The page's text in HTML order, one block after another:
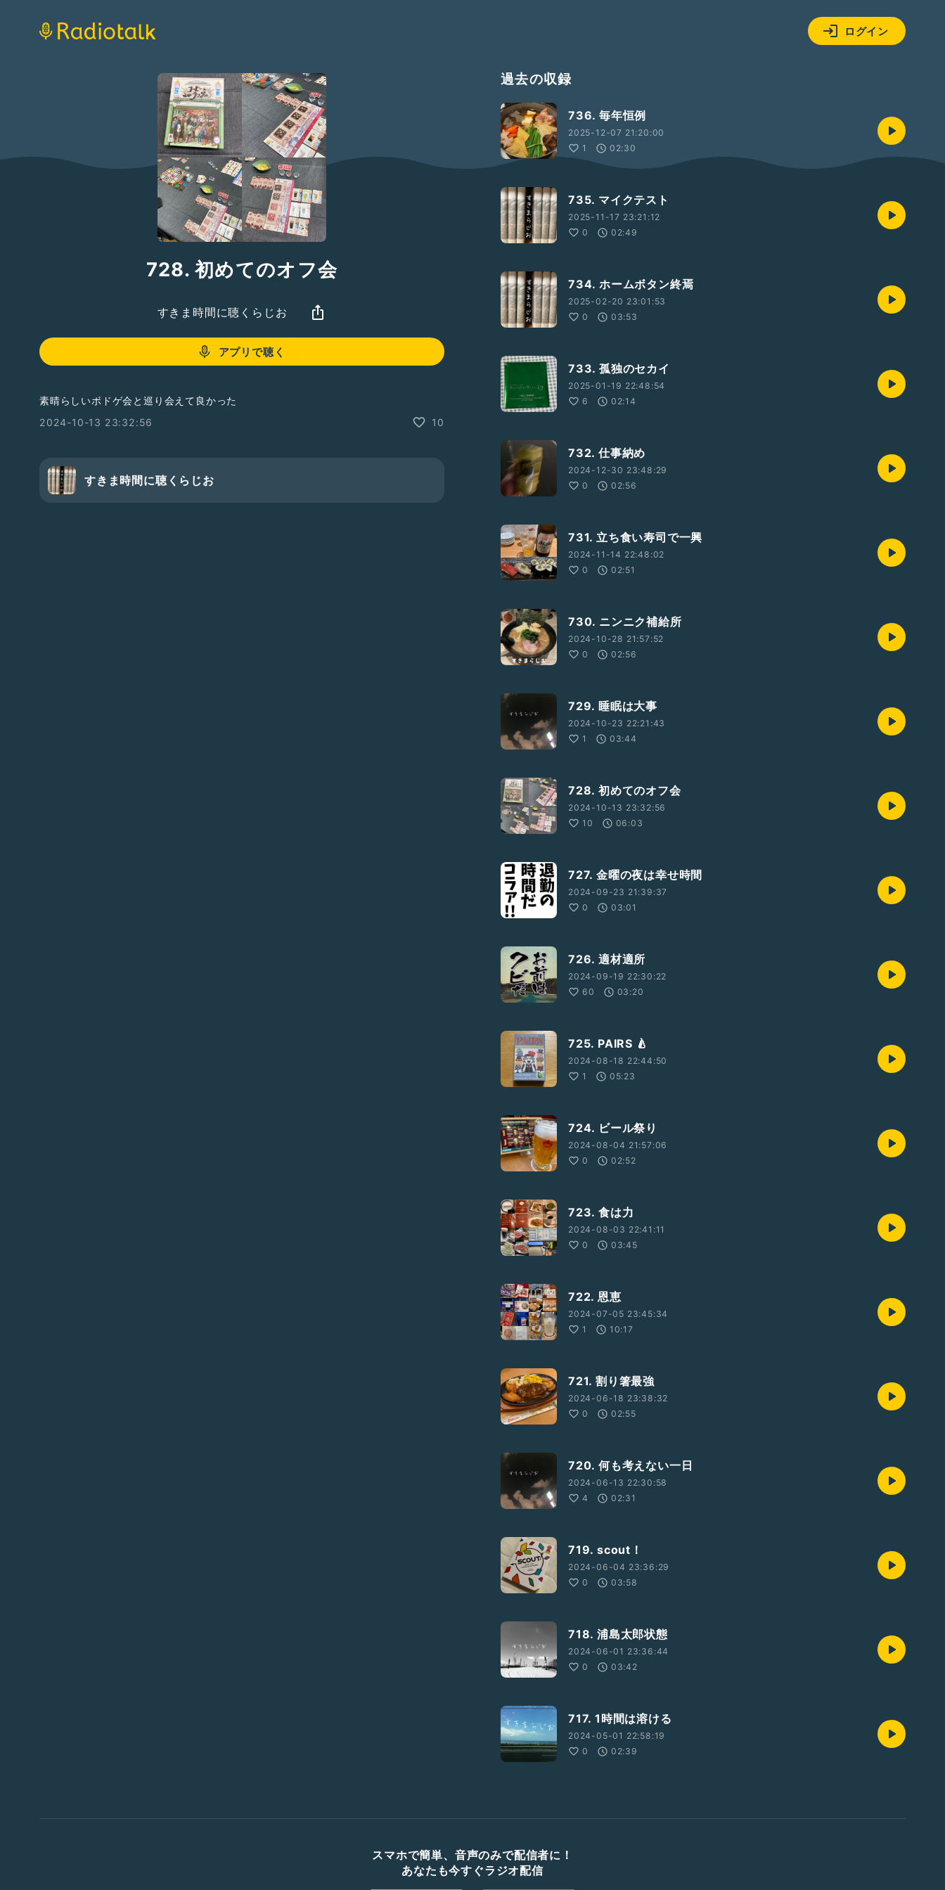
ログイン
728. 初めてのオフ会
すきま時間に聴くらじお
アプリで聴く
素晴らしいボドゲ会と巡り会えて良かった
2024-10-13 23:32:56
10
すきま時間に聴くらじお
過去の収録
736. 毎年恒例
2025-12-07 21:20:00
1
02:30
735. マイクテスト
2025-11-17 23:21:12
0
02:49
734. ホームボタン終焉
2025-02-20 23:01:53
0
03:53
733. 孤独のセカイ
2025-01-19 22:48:54
6
02:14
732. 仕事納め
2024-12-30 23:48:29
0
02:56
731. 立ち食い寿司で一興
2024-11-14 22:48:02
0
02:51
730. ニンニク補給所
2024-10-28 21:57:52
0
02:56
729. 睡眠は大事
2024-10-23 22:21:43
1
03:44
728. 初めてのオフ会
2024-10-13 23:32:56
10
06:03
727. 金曜の夜は幸せ時間
2024-09-23 21:39:37
0
03:01
726. 適材適所
2024-09-19 22:30:22
60
03:20
725. PAIRS 🍐
2024-08-18 22:44:50
1
05:23
724. ビール祭り
2024-08-04 21:57:06
0
02:52
723. 食は力
2024-08-03 22:41:11
0
03:45
722. 恩恵
2024-07-05 23:45:34
1
10:17
721. 割り箸最強
2024-06-18 23:38:32
0
02:55
720. 何も考えない一日
2024-06-13 22:30:58
4
02:31
719. scout！
2024-06-04 23:36:29
0
03:58
718. 浦島太郎状態
2024-06-01 23:36:44
0
03:42
717. 1時間は溶ける
2024-05-01 22:58:19
0
02:39
スマホで簡単、音声のみで配信者に！
あなたも今すぐラジオ配信